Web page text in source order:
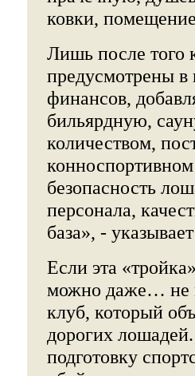
ковки,
Лишь после того
предусмотрены в
финансов,
бильярдную,
количеством,
конноспортивном
безопасность
персонала,
база», -
Если эта
можно даже… не
клуб, который
дорогих
подготовку